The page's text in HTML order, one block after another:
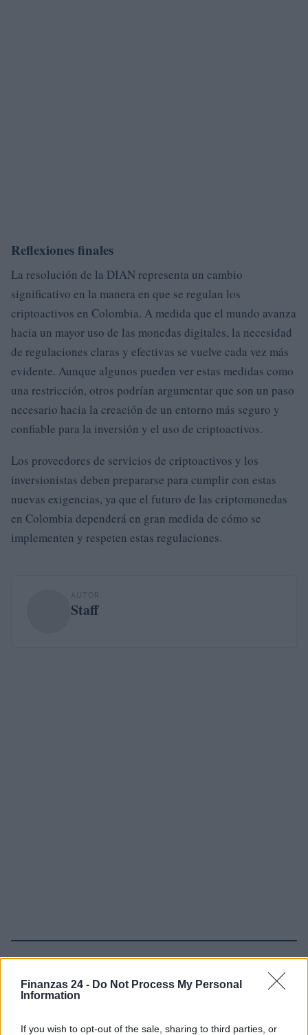
Finanzas 24 - Do Not Process My Personal
Information
If you wish to opt-out of the sale, sharing to third parties, or
Reflexiones finales
La resolución de la DIAN representa un cambio
significativo en la manera en que se regulan los
criptoactivos en Colombia. A medida que el mundo avanza
hacia un mayor uso de las monedas digitales, la necesidad
de regulaciones claras y efectivas se vuelve cada vez más
evidente. Aunque algunos pueden ver estas medidas como
una restricción, otros podrían argumentar que son un paso
necesario hacia la creación de un entorno más seguro y
confiable para la inversión y el uso de criptoactivos.
Los proveedores de servicios de criptoactivos y los
inversionistas deben prepararse para cumplir con estas
nuevas exigencias, ya que el futuro de las criptomonedas
en Colombia dependerá en gran medida de cómo se
implementen y respeten estas regulaciones.
AUTOR
Staff
Sigue leyendo
NEWS